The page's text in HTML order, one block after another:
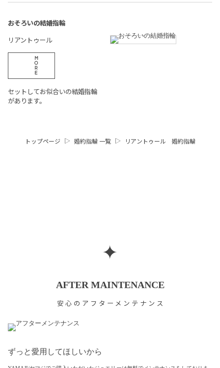
おそろいの結婚指輪
リアントゥール
M
O
R
E
セットしてお似合いの結婚指輪
があります。
トップページ 婚約指輪 一覧 リアントゥール 婚約指輪
✦
AFTER MAINTENANCE
安心のアフターメンテナンス
ずっと愛用してほしいから